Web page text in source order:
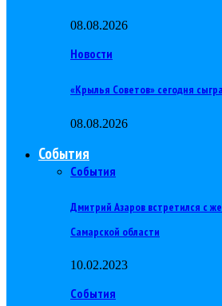
08.08.2026
Новости
«Крылья Советов» сегодня
08.08.2026
События
События
Дмитрий Азаров встретился с
Самарской области
10.02.2023
События